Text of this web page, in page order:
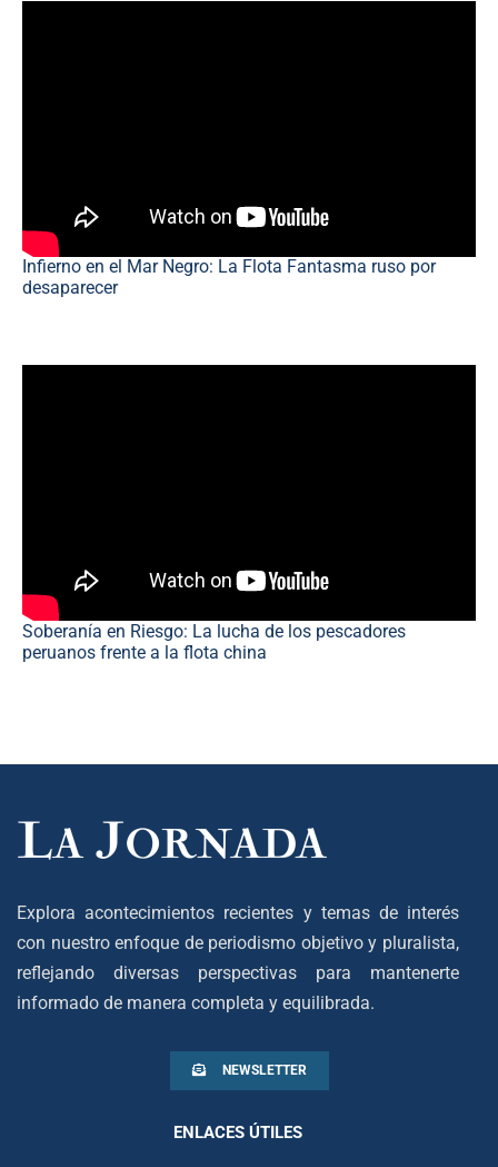
Infierno en el Mar Negro: La Flota Fantasma ruso por
desaparecer
Soberanía en Riesgo: La lucha de los pescadores
peruanos frente a la flota china
Explora acontecimientos recientes y temas de interés
con nuestro enfoque de periodismo objetivo y pluralista,
reflejando diversas perspectivas para mantenerte
informado de manera completa y equilibrada.
NEWSLETTER
ENLACES ÚTILES